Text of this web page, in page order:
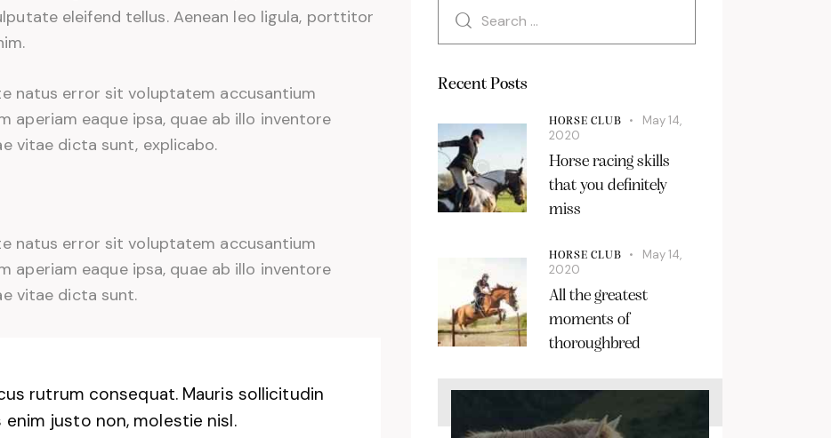
eleifend tellus. Aenean leo ligula, porttitor
natus error sit voluptatem accusantium
aperiam eaque ipsa, quae ab illo inventore
vitae dicta sunt, explicabo.
natus error sit voluptatem accusantium
aperiam eaque ipsa, quae ab illo inventore
vitae dicta sunt.
rutrum consequat. Mauris sollicitudin
justo non, molestie nisl.
Recent Posts
HORSE CLUB
May 14,
2020
Horse racing skills
that you definitely
miss
HORSE CLUB
May 14,
2020
All the greatest
moments of
thoroughbred